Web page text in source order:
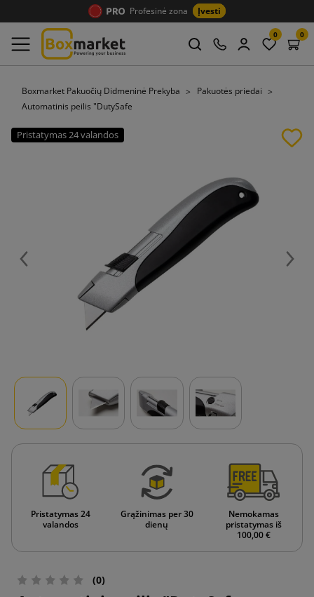
Profesinė zona Įvesti
0 0
Boxmarket Pakuočių Didmeninė Prekyba
Pakuotės priedai
Automatinis peilis "DutySafe
Pristatymas 24 valandos
Ankstesnis Tęsti
Pristatymas 24
valandos
Grąžinimas per 30
dienų
Nemokamas
pristatymas iš
100,00 €
(0)